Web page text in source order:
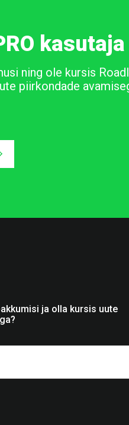
kasutaja
ning ole kursis
piirkondade
ja olla kursis uute